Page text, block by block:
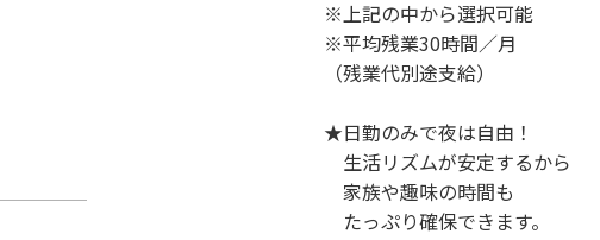
※上記の中から選択可能
※平均残業30時間／月
（残業代別途支給）
★日勤のみで夜は自由！
生活リズムが安定するから
家族や趣味の時間も
たっぷり確保できます。